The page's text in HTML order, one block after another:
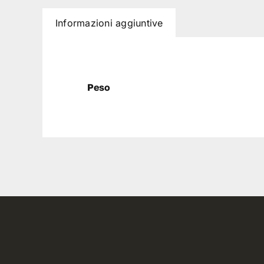
Informazioni aggiuntive
Peso